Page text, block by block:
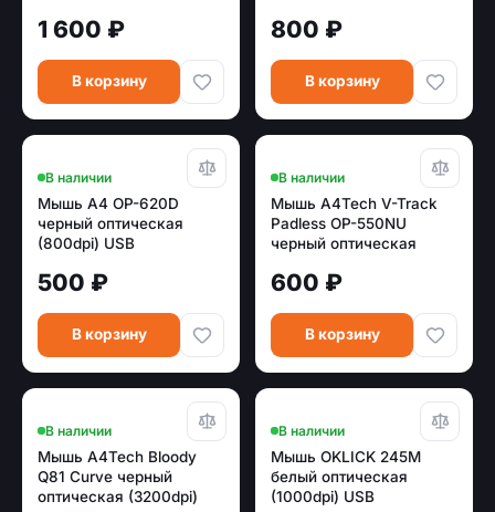
1 600 ₽
В корзину
800 ₽
В корзину
В наличии
Мышь A4 OP-620D
черный оптическая
(800dpi) USB
500 ₽
В корзину
В наличии
Мышь A4Tech V-Track
Padless OP-550NU
черный оптическая
600 ₽
В корзину
В наличии
Мышь A4Tech Bloody
Q81 Curve черный
оптическая (3200dpi)
В наличии
Мышь OKLICK 245M
белый оптическая
(1000dpi) USB